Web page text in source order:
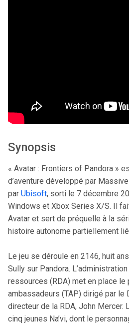
Synopsis
« Avatar : Frontiers of Pandora »
d’aventure développé par
par Ubisoft, sorti le 7 décembre
Windows et Xbox Series X/S. Il
Avatar et sert de préquelle à la
histoire autonome partiellement
Le jeu se déroule en 2146, huit
Sully sur Pandora.
ressources (RDA) met en place le
ambassadeurs (TAP) dirigé par le
directeur de la RDA, John Mercer.
cinq jeunes Na’vi, dont le